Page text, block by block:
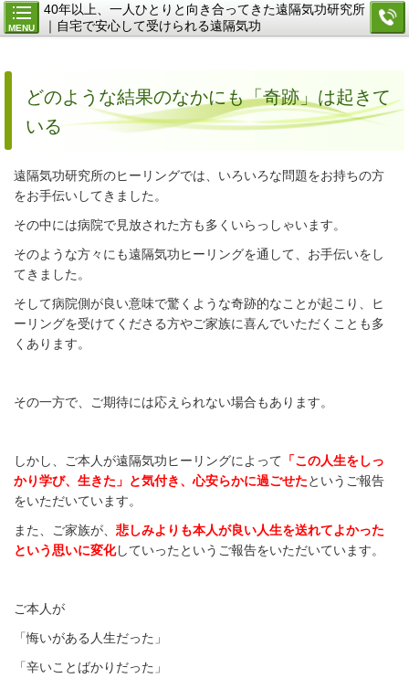
MENU
40年以上、一人ひとりと向き合ってきた遠隔気功研究所
｜自宅で安心して受けられる遠隔気功
どのような結果のなかにも「奇跡」は起きて
いる
遠隔気功研究所のヒーリングでは、いろいろな問題をお持ちの方
をお手伝いしてきました。
その中には病院で見放された方も多くいらっしゃいます。
そのような方々にも遠隔気功ヒーリングを通して、お手伝いをし
てきました。
そして病院側が良い意味で驚くような奇跡的なことが起こり、ヒ
ーリングを受けてくださる方やご家族に喜んでいただくことも多
くあります。
その一方で、ご期待には応えられない場合もあります。
しかし、ご本人が遠隔気功ヒーリングによって 「この人生をしっ
かり学び、生きた」と気付き、心安らかに過ごせたというご報告
をいただいています。
また、ご家族が、 悲しみよりも本人が良い人生を送れてよかった
という思いに変化していったというご報告をいただいています。
ご本人が
「悔いがある人生だった」
「辛いことばかりだった」